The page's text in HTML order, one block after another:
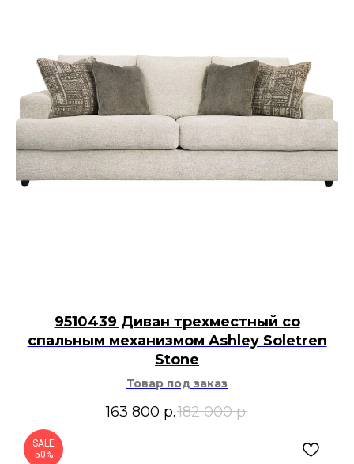
9510439 Диван трехместный со
спальным механизмом Ashley Soletren
Stone
Товар под заказ
163 800 р.182 000 р.
SALE
50%